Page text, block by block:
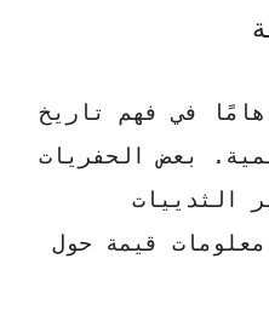
في فهم تاريخ
بعض الحفريات
الثدييات
قيمة حول